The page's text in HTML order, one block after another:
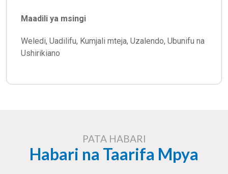
Maadili ya msingi
Weledi, Uadilifu, Kumjali mteja, Uzalendo, Ubunifu na
Ushirikiano
PATA HABARI
Habari na Taarifa Mpya